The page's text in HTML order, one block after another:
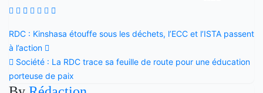
Navigation
de
l’article
RDC : Kinshasa étouffe sous les déchets, l’ECC et l’ISTA passent
à l’action
Société : La RDC trace sa feuille de route pour une éducation
porteuse de paix